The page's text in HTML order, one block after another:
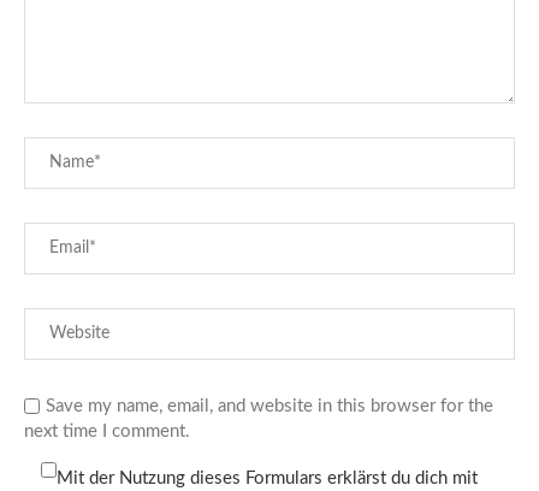
Save my name, email, and website in this browser for the
next time I comment.
Mit der Nutzung dieses Formulars erklärst du dich mit